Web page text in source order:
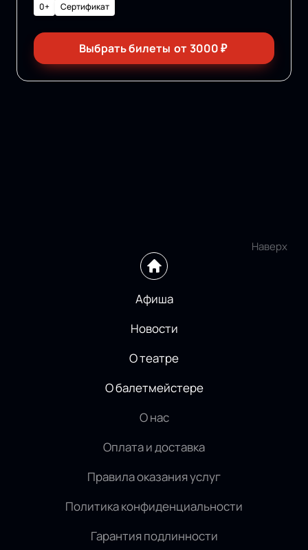
0+ Сертификат
Выбрать билеты от 3000₽
Наверх
Афиша
Новости
О театре
О балетмейстере
О нас
Оплата и доставка
Правила оказания услуг
Политика конфиденциальности
Гарантия подлинности